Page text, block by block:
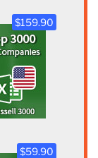
$159.90
$59.90